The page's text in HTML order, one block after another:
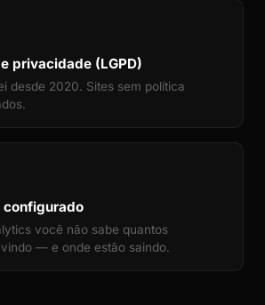
privacidade (LGPD)
desde 2020. Sites sem política
configurado
você não sabe quantos
— e onde estão saindo.